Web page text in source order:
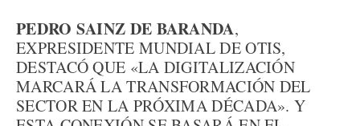
PEDRO SAINZ DE BARANDA,
EXPRESIDENTE MUNDIAL DE OTIS,
DESTACÓ QUE «LA DIGITALIZACIÓN
MARCARÁ LA TRANSFORMACIÓN DEL
SECTOR EN LA PRÓXIMA DÉCADA». Y